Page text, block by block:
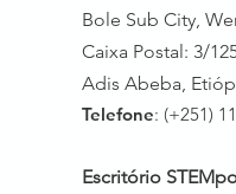
Bole Sub City,
Caixa Postal: 3/
Adis Abeba,
Telefone: (+251)
Escritório